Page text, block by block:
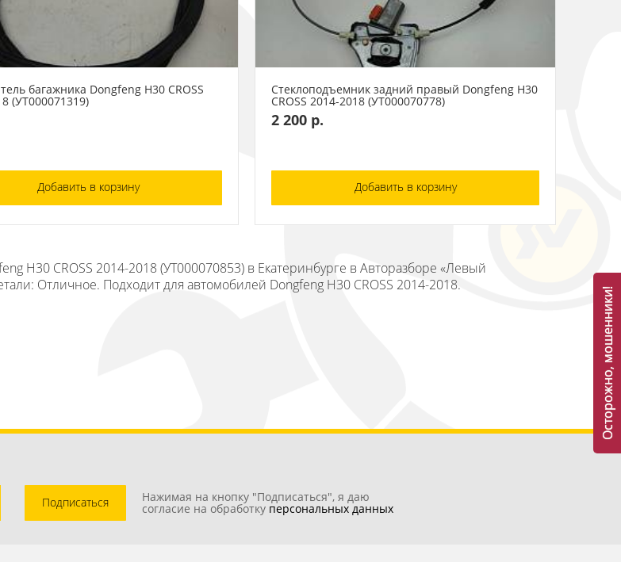
багажника Dongfeng H30 CROSS
(УТ000071319)
Добавить в корзину
Стеклоподъемник задний правый Dongfeng H30
CROSS 2014-2018 (УТ000070778)
2 200 р.
Добавить в корзину
H30 CROSS 2014-2018 (УТ000070853) в Екатеринбурге в Авторазборе «Левый
Отличное. Подходит для автомобилей Dongfeng H30 CROSS 2014-2018.
Подписаться Нажимая на кнопку "Подписаться", я даю
согласие на обработку персональных данных
Осторожно, мошенники!